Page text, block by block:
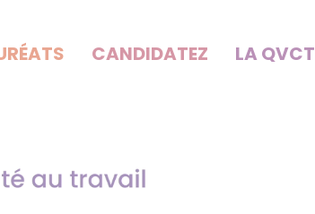
CANDIDATEZ LA QVCT